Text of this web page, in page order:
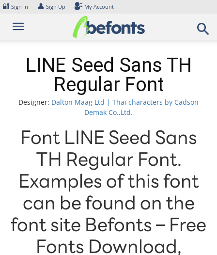
Skip
content
🔐 Sign In 👤 Sign Up My Account
LINE Seed Sans TH
Regular Font
Designer: Dalton Maag Ltd | Thai characters by Cadson
Demak Co.,Ltd.
Font LINE Seed Sans
TH Regular Font.
Examples of this font
can be found on the
font site Befonts – Free
Fonts Download,